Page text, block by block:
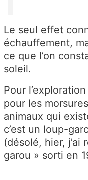
Le seul effet
échauffement,
ce que l’on
soleil.
Pour
pour les
animaux qui
c’est un loup-
(désolé, hier,
garou » sorti en